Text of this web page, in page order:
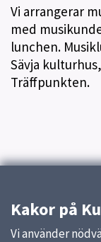
Vi arrangerar
med
lunchen.
Sävja
Träffpunkten.
Kakor på
Vi använder